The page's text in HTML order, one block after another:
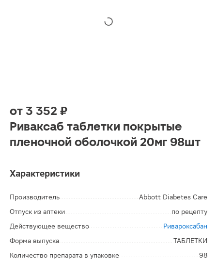
от 3 352 ₽
Риваксаб таблетки покрытые
пленочной оболочкой 20мг 98шт
Характеристики
Производитель
Abbott Diabetes Care
Отпуск из аптеки
по рецепту
Действующее вещество
Ривароксабан
Форма выпуска
ТАБЛЕТКИ
Количество препарата в упаковке
98